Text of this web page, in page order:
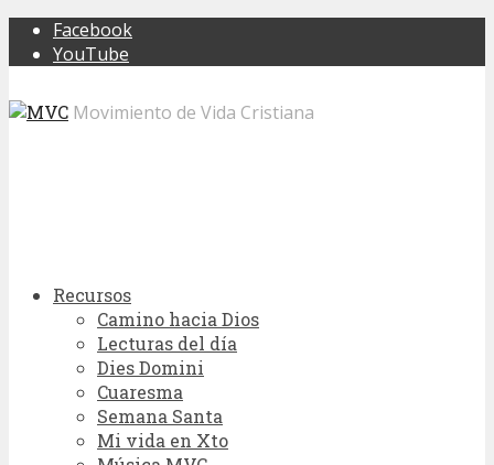
Facebook
YouTube
Movimiento de Vida Cristiana
Recursos
Camino hacia Dios
Lecturas del día
Dies Domini
Cuaresma
Semana Santa
Mi vida en Xto